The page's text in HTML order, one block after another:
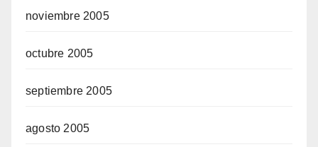
noviembre 2005
octubre 2005
septiembre 2005
agosto 2005